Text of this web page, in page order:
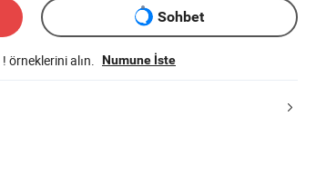
Sohbet
! örneklerini alın. Numune İste